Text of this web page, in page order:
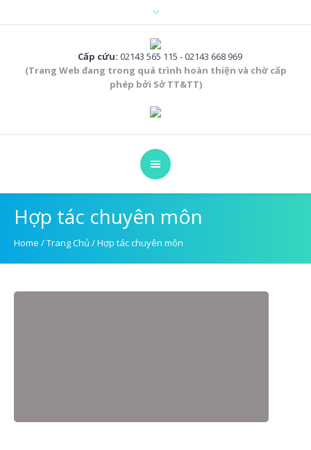
Cấp cứu: 02143 565 115 - 02143 668 969
(Trang Web đang trong quá trình hoàn thiện và chờ cấp
phép bởi Sở TT&TT)
Hợp tác chuyên môn
Home /Trang Chủ /Hợp tác chuyên môn